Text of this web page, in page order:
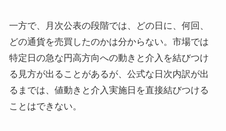
一方で、月次公表の段階では、どの日に、何回、
どの通貨を売買したのかは分からない。市場では
特定日の急な円高方向への動きと介入を結びつけ
る見方が出ることがあるが、公式な日次内訳が出
るまでは、値動きと介入実施日を直接結びつける
ことはできない。